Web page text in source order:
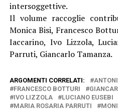
intersoggettive.
Il volume raccoglie
Monica Bisi, Francesco
Iaccarino, Ivo Lizzola,
Parruti, Giancarlo Tamanza.
ARGOMENTI CORRELATI:
FRANCESCO BOTTURI
IVO LIZZOLA
LUCIANO EUSEBI
MARIA ROSARIA PARRUTI